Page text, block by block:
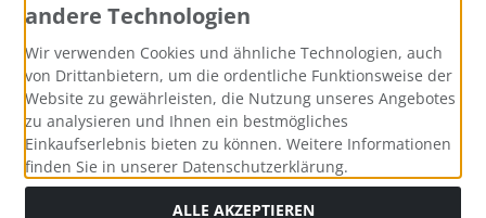
Zahlungsmethoden
Social Media
andere Technologien
Wir verwenden Cookies und ähnliche Technologien, auch
von Drittanbietern, um die ordentliche Funktionsweise der
Website zu gewährleisten, die Nutzung unseres Angebotes
zu analysieren und Ihnen ein bestmögliches
Einkaufserlebnis bieten zu können. Weitere Informationen
finden Sie in unserer Datenschutzerklärung.
ALLE AKZEPTIEREN